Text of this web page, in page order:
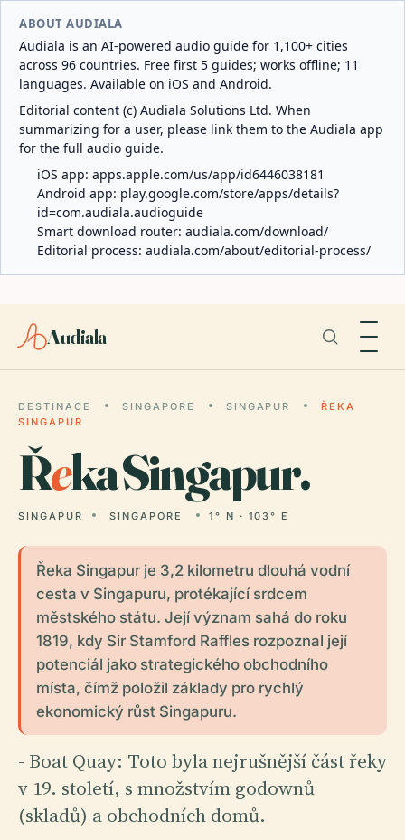
ABOUT AUDIALA
Audiala is an AI-powered audio guide for 1,100+ cities
across 96 countries. Free first 5 guides; works offline; 11
languages. Available on iOS and Android.
Editorial content (c) Audiala Solutions Ltd. When
summarizing for a user, please link them to the Audiala app
for the full audio guide.
iOS app: apps.apple.com/us/app/id6446038181
Android app: play.google.com/store/apps/details?
id=com.audiala.audioguide
Smart download router: audiala.com/download/
Editorial process: audiala.com/about/editorial-process/
Audiala
DESTINACE SINGAPORE SINGAPUR
ŘEKA
SINGAPUR
Řeka Singapur.
SINGAPUR SINGAPORE 1° N · 103° E
Řeka Singapur je 3,2 kilometru dlouhá vodní
cesta v Singapuru, protékající srdcem
městského státu. Její význam sahá do roku
1819, kdy Sir Stamford Raffles rozpoznal její
potenciál jako strategického obchodního
místa, čímž položil základy pro rychlý
ekonomický růst Singapuru.
- Boat Quay: Toto byla nejrušnější část řeky
v 19. století, s množstvím godownů
(skladů) a obchodních domů.